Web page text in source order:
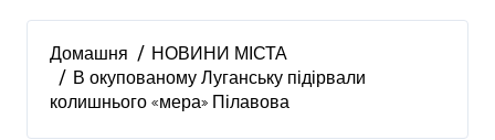
Домашня
НОВИНИ МІСТА
В окупованому Луганську підірвали
колишнього «мера» Пілавова